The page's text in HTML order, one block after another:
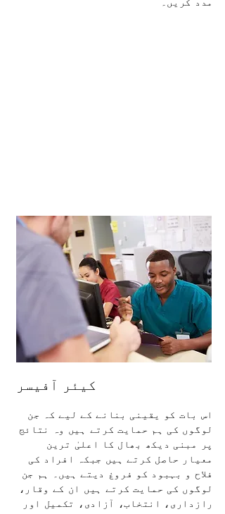
کیئر آفیسر
اس بات کو یقینی بنانے کے لیے کہ جن
لوگوں کی ہم حمایت کرتے ہیں وہ نتائج
پر مبنی دیکھ بھال کا اعلیٰ ترین
معیار حاصل کرتے ہیں جبکہ افراد کی
فلاح و بہبود کو فروغ دیتے ہیں۔ ہم جن
لوگوں کی حمایت کرتے ہیں ان کے وقار،
رازداری، انتخاب، آزادی، تکمیل اور